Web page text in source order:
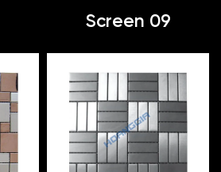
Screen 09